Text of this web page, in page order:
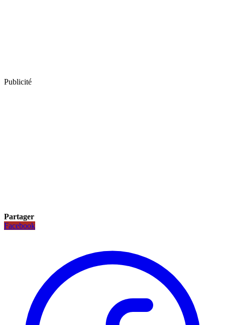
Publicité
Partager
Facebook